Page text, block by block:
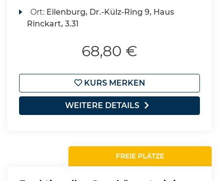
Ort: Eilenburg, Dr.-Külz-Ring 9, Haus
Rinckart, 3.31
68,80 €
KURS MERKEN
WEITERE DETAILS
FREIE PLÄTZE